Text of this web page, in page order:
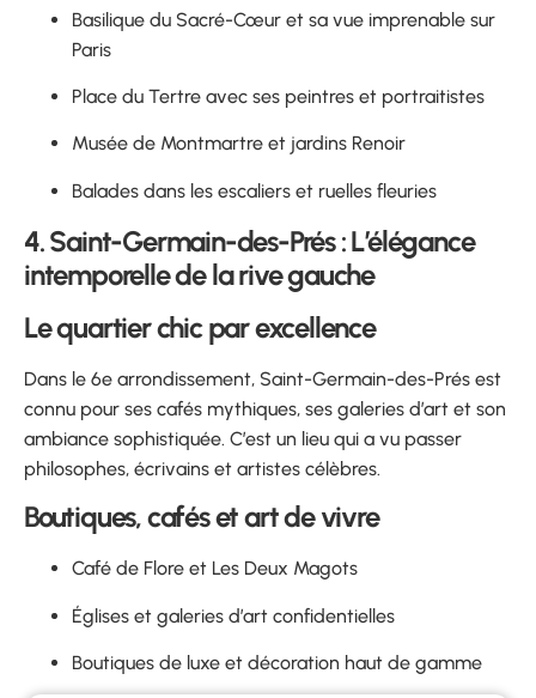
Basilique du Sacré-Cœur et sa vue imprenable sur
Paris
Place du Tertre avec ses peintres et portraitistes
Musée de Montmartre et jardins Renoir
Balades dans les escaliers et ruelles fleuries
4. Saint-Germain-des-Prés : L’élégance
intemporelle de la rive gauche
Le quartier chic par excellence
Dans le 6e arrondissement, Saint-Germain-des-Prés est
connu pour ses cafés mythiques, ses galeries d’art et son
ambiance sophistiquée. C’est un lieu qui a vu passer
philosophes, écrivains et artistes célèbres.
Boutiques, cafés et art de vivre
Café de Flore et Les Deux Magots
Églises et galeries d’art confidentielles
Boutiques de luxe et décoration haut de gamme